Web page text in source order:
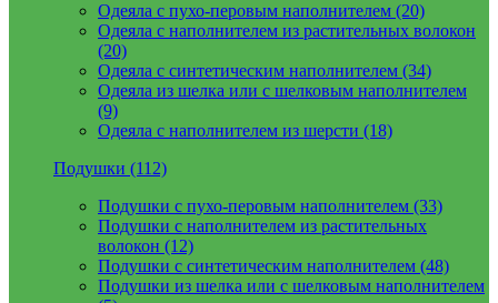
Одеяла с пухо-перовым наполнителем (20)
Одеяла с наполнителем из растительных волокон
(20)
Одеяла с синтетическим наполнителем (34)
Одеяла из шелка или с шелковым наполнителем
(9)
Одеяла с наполнителем из шерсти (18)
Подушки (112)
Подушки с пухо-перовым наполнителем (33)
Подушки с наполнителем из растительных
волокон (12)
Подушки с синтетическим наполнителем (48)
Подушки из шелка или с шелковым наполнителем